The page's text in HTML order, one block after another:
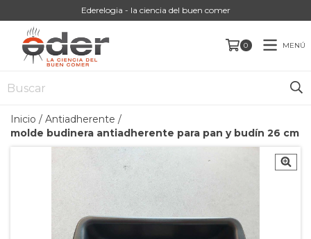
Ederelogia - la ciencia del buen comer
0 MENÚ
Inicio / Antiadherente /
molde budinera antiadherente para pan y budín 26 cm